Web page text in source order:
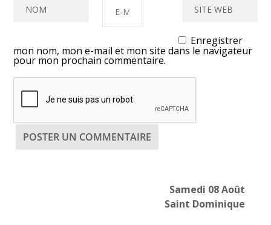
Enregistrer
mon nom, mon e-mail et mon site dans le navigateur
pour mon prochain commentaire.
Samedi 08 Août
Saint Dominique